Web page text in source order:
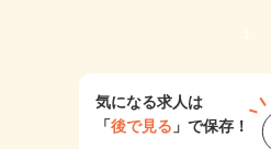
1
気になる求人は
「後で見る 」で保存！